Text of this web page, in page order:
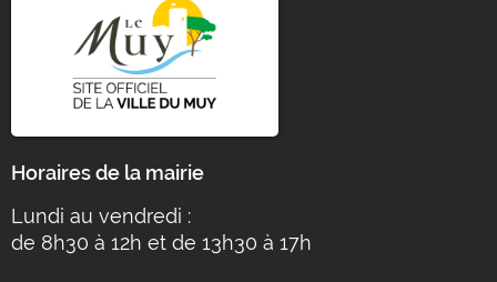
Horaires de la mairie
Lundi au vendredi :
de 8h30 à 12h et de 13h30 à 17h